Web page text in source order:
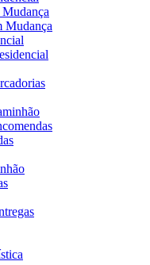
Mudança
Mudança